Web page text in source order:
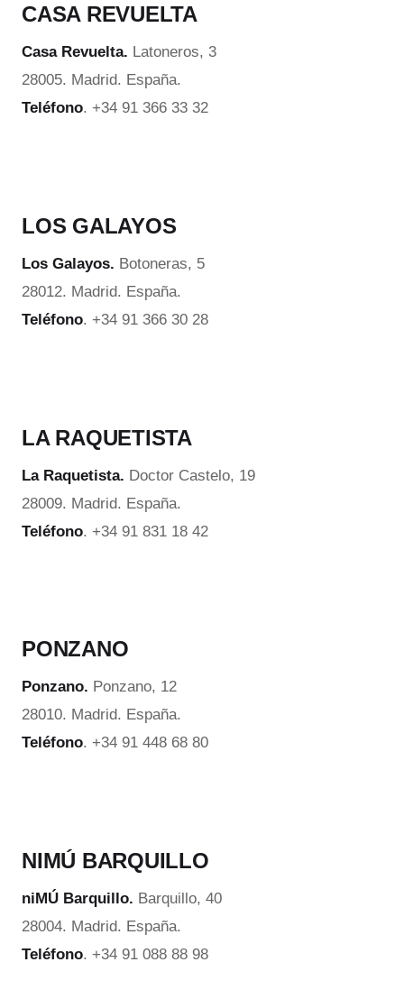
CASA REVUELTA
Casa Revuelta. Latoneros, 3
28005. Madrid. España.
Teléfono. +34 91 366 33 32
LOS GALAYOS
Los Galayos. Botoneras, 5
28012. Madrid. España.
Teléfono. +34 91 366 30 28
LA RAQUETISTA
La Raquetista. Doctor Castelo, 19
28009. Madrid. España.
Teléfono. +34 91 831 18 42
PONZANO
Ponzano. Ponzano, 12
28010. Madrid. España.
Teléfono. +34 91 448 68 80
NIMÚ BARQUILLO
niMÚ Barquillo. Barquillo, 40
28004. Madrid. España.
Teléfono. +34 91 088 88 98